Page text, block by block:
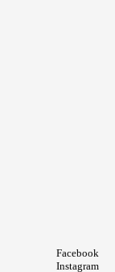
Facebook
Instagram